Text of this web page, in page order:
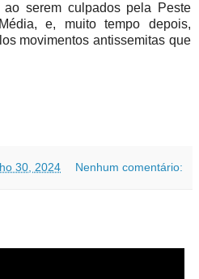
ao serem culpados pela Peste
e, muito tempo depois,
movimentos antissemitas que
30, 2024 Nenhum comentário: